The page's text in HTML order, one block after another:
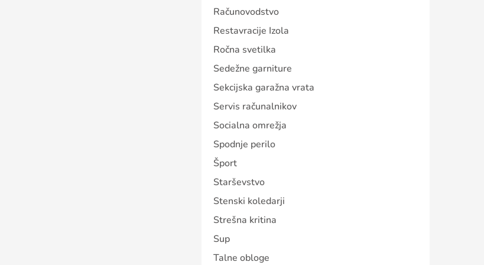
Računovodstvo
Restavracije Izola
Ročna svetilka
Sedežne garniture
Sekcijska garažna vrata
Servis računalnikov
Socialna omrežja
Spodnje perilo
Šport
Starševstvo
Stenski koledarji
Strešna kritina
Sup
Talne obloge